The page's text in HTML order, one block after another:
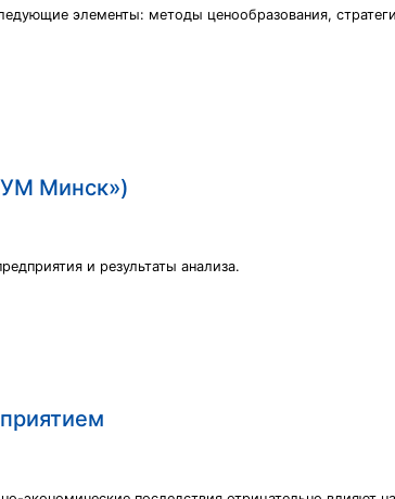
элементы: методы ценообразования,
Минск»)
и результаты анализа.